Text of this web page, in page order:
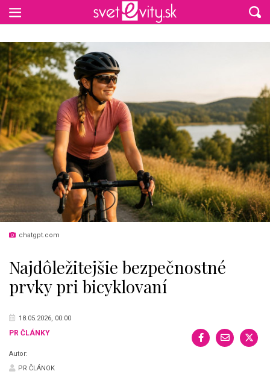
chatgpt.com
Najdôležitejšie bezpečnostné
prvky pri bicyklovaní
18.05.2026, 00:00
PR ČLÁNKY
Autor:
PR ČLÁNOK